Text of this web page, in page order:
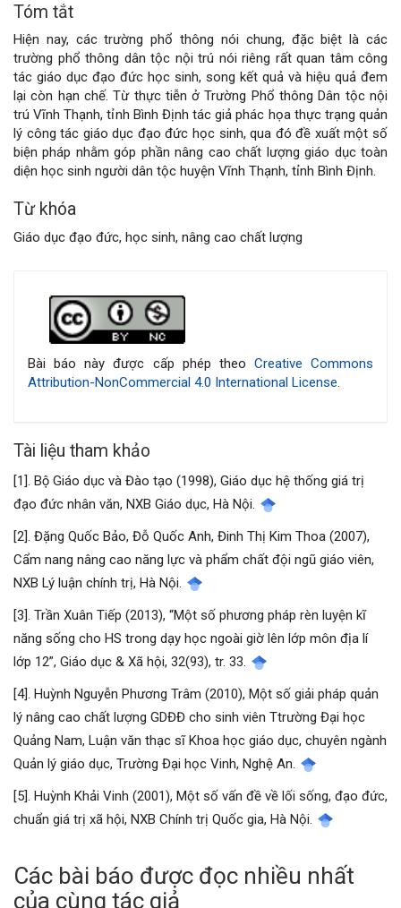
Nội
dung
chính
của
bài
viết
Tóm tắt
Hiện nay, các trường phổ thông nói chung, đặc biệt là các
trường phổ thông dân tộc nội trú nói riêng rất quan tâm công
tác giáo dục đạo đức học sinh, song kết quả và hiệu quả đem
lại còn hạn chế. Từ thực tiễn ở Trường Phổ thông Dân tộc nội
trú Vĩnh Thạnh, tỉnh Bình Định tác giả phác họa thực trạng quản
lý công tác giáo dục đạo đức học sinh, qua đó đề xuất một số
biện pháp nhằm góp phần nâng cao chất lượng giáo dục toàn
diện học sinh người dân tộc huyện Vĩnh Thạnh, tỉnh Bình Định.
Từ khóa
Giáo dục đạo đức, học sinh, nâng cao chất lượng
bài
Bài báo này được cấp phép theo Creative Commons
Attribution-NonCommercial 4.0 International License.
Tài liệu tham khảo
[1]. Bộ Giáo dục và Đào tạo (1998), Giáo dục hệ thống giá trị
đạo đức nhân văn, NXB Giáo dục, Hà Nội.
[2]. Đặng Quốc Bảo, Đỗ Quốc Anh, Đinh Thị Kim Thoa (2007),
Cẩm nang nâng cao năng lực và phẩm chất đội ngũ giáo viên,
NXB Lý luận chính trị, Hà Nội.
[3]. Trần Xuân Tiếp (2013), “Một số phương pháp rèn luyện kĩ
năng sống cho HS trong dạy học ngoài giờ lên lớp môn địa lí
lớp 12”, Giáo dục & Xã hội, 32(93), tr. 33.
[4]. Huỳnh Nguyễn Phương Trâm (2010), Một số giải pháp quản
lý nâng cao chất lượng GDĐĐ cho sinh viên Ttrường Đại học
Quảng Nam, Luận văn thạc sĩ Khoa học giáo dục, chuyên ngành
Quản lý giáo dục, Trường Đại học Vinh, Nghệ An.
[5]. Huỳnh Khải Vinh (2001), Một số vấn đề về lối sống, đạo đức,
chuẩn giá trị xã hội, NXB Chính trị Quốc gia, Hà Nội.
Các bài báo được đọc nhiều nhất
của cùng tác giả